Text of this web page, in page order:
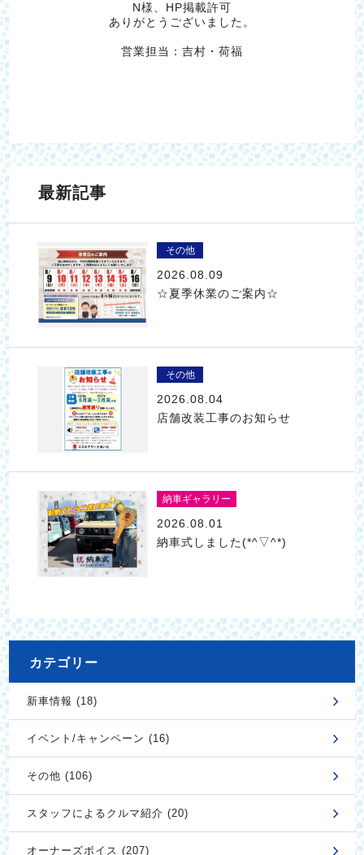
N様、HP掲載許可
ありがとうございました。
営業担当：吉村・荷福
最新記事
その他
2026.08.09
☆夏季休業のご案内☆
その他
2026.08.04
店舗改装工事のお知らせ
納車ギャラリー
2026.08.01
納車式しました(*^▽^*)
カテゴリー
新車情報 (18)
イベント/キャンペーン (16)
その他 (106)
スタッフによるクルマ紹介 (20)
オーナーズボイス (207)